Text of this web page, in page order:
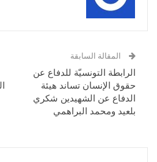
المقالة السابقة
الرابطة التونسيّة للدفاع عن
حقوق الإنسان تساند هيئة
الدفاع عن الشهيدين شكري
بلعيد ومحمد البراهمي